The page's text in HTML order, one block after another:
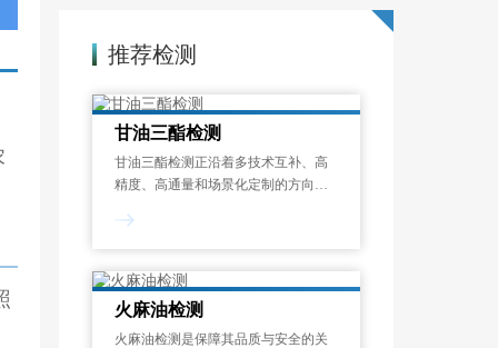
推荐检测
甘油三酯检测
甘油三酯检测正沿着多技术互补、高
精度、高通量和场景化定制的方向发
断，还是新型药用辅料备案、油脂掺
并配备高分辨质谱及多谱联用系统的
专业第三方检验
火麻油检测
火麻油检测是保障其品质与安全的关